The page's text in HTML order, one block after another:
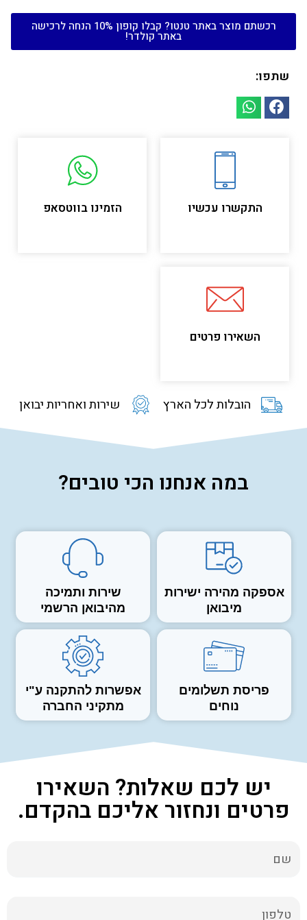
רכשתם מוצר באתר טנטו? קבלו קופון 10% הנחה לרכישה
באתר קולדר!
שתפו:
התקשרו עכשיו הזמינו בווטסאפ
השאירו פרטים
הובלות לכל הארץ שירות ואחריות יבואן
במה אנחנו הכי טובים?
אספקה מהירה ישירות
מיבואן
שירות ותמיכה
מהיבואן הרשמי
פריסת תשלומים
נוחים
אפשרות להתקנה ע"י
מתקיני החברה
יש לכם שאלות? השאירו
פרטים ונחזור אליכם בהקדם.
טלפון